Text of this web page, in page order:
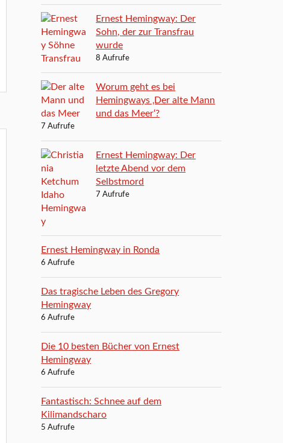
Ernest Hemingway: Der
Sohn, der zur Transfrau
wurde
8 Aufrufe
Worum geht es bei
Hemingways ‚Der alte Mann
und das Meer‘?
7 Aufrufe
Ernest Hemingway: Der
letzte Abend vor dem
Selbstmord
7 Aufrufe
Ernest Hemingway in Ronda
6 Aufrufe
Das tragische Leben des Gregory
Hemingway
6 Aufrufe
Die 10 besten Bücher von Ernest
Hemingway
6 Aufrufe
Fantastisch: Schnee auf dem
Kilimandscharo
5 Aufrufe